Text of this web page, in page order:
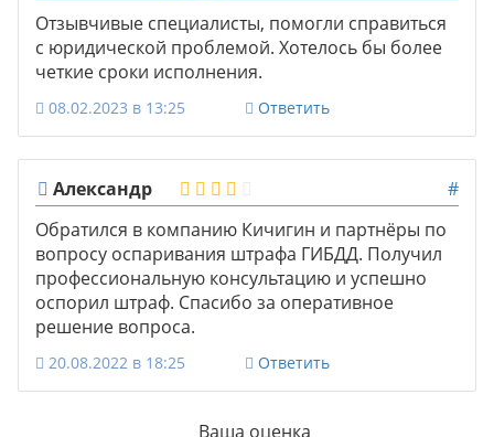
Отзывчивые специалисты, помогли справиться
с юридической проблемой. Хотелось бы более
четкие сроки исполнения.
08.02.2023 в 13:25 Ответить
Александр
#
Обратился в компанию Кичигин и партнёры по
вопросу оспаривания штрафа ГИБДД. Получил
профессиональную консультацию и успешно
оспорил штраф. Спасибо за оперативное
решение вопроса.
20.08.2022 в 18:25 Ответить
Ваша оценка